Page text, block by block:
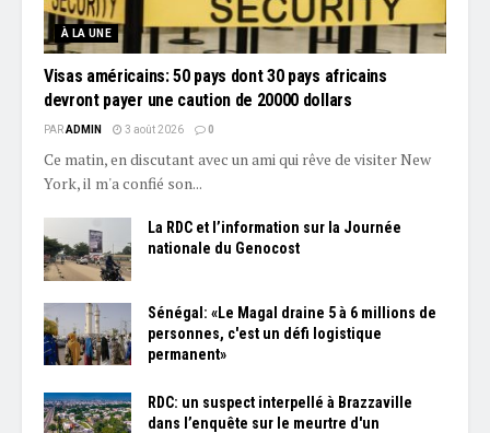
À LA UNE
Visas américains: 50 pays dont 30 pays africains
devront payer une caution de 20000 dollars
PARADMIN 3 août 2026 0
Ce matin, en discutant avec un ami qui rêve de visiter New
York, il m'a confié son...
La RDC et l’information sur la Journée
nationale du Genocost
Sénégal: «Le Magal draine 5 à 6 millions de
personnes, c'est un défi logistique
permanent»
RDC: un suspect interpellé à Brazzaville
dans l’enquête sur le meurtre d'un